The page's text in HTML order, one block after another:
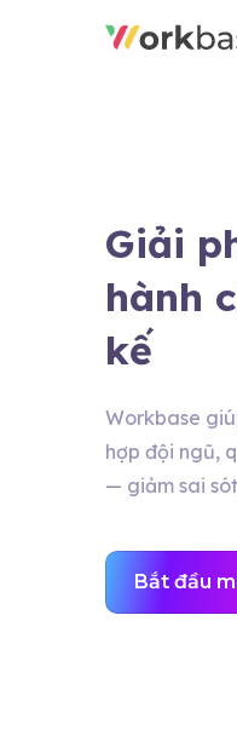
Giải
hành
kế
Workbase
hợp đội ngũ,
— giảm sai
Bắt đầu